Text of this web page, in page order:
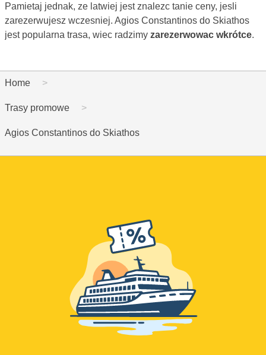
Pamietaj jednak, ze latwiej jest znalezc tanie ceny, jesli
zarezerwujesz wczesniej. Agios Constantinos do Skiathos
jest popularna trasa, wiec radzimy zarezerwowac wkrótce.
Home
Trasy promowe
Agios Constantinos do Skiathos